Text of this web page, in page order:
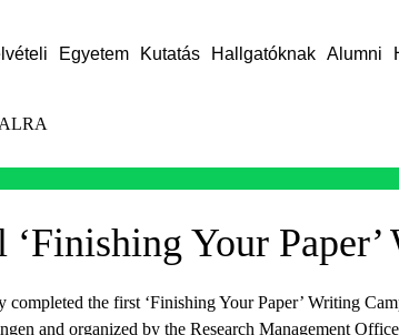
Egyetem Kutatás Hallgatóknak Alumni
‘Finishing Your
completed the first ‘Finishing Your Paper’ Writing
and organized by the Research Management